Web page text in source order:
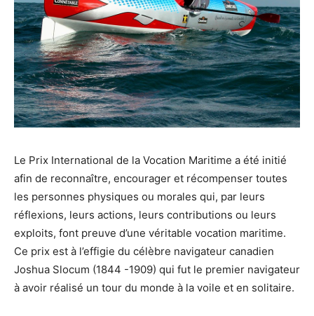
Le Prix International de la Vocation Maritime a été initié
afin de reconnaître, encourager et récompenser toutes
les personnes physiques ou morales qui, par leurs
réflexions, leurs actions, leurs contributions ou leurs
exploits, font preuve d’une véritable vocation maritime.
Ce prix est à l’effigie du célèbre navigateur canadien
Joshua Slocum (1844 -1909) qui fut le premier navigateur
à avoir réalisé un tour du monde à la voile et en solitaire.